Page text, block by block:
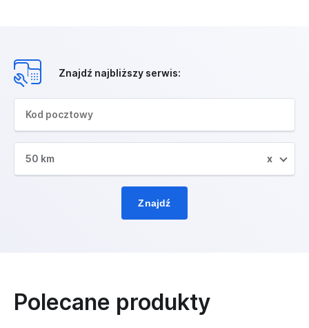
Znajdź najbliższy serwis:
50 km x
Znajdź
Polecane produkty